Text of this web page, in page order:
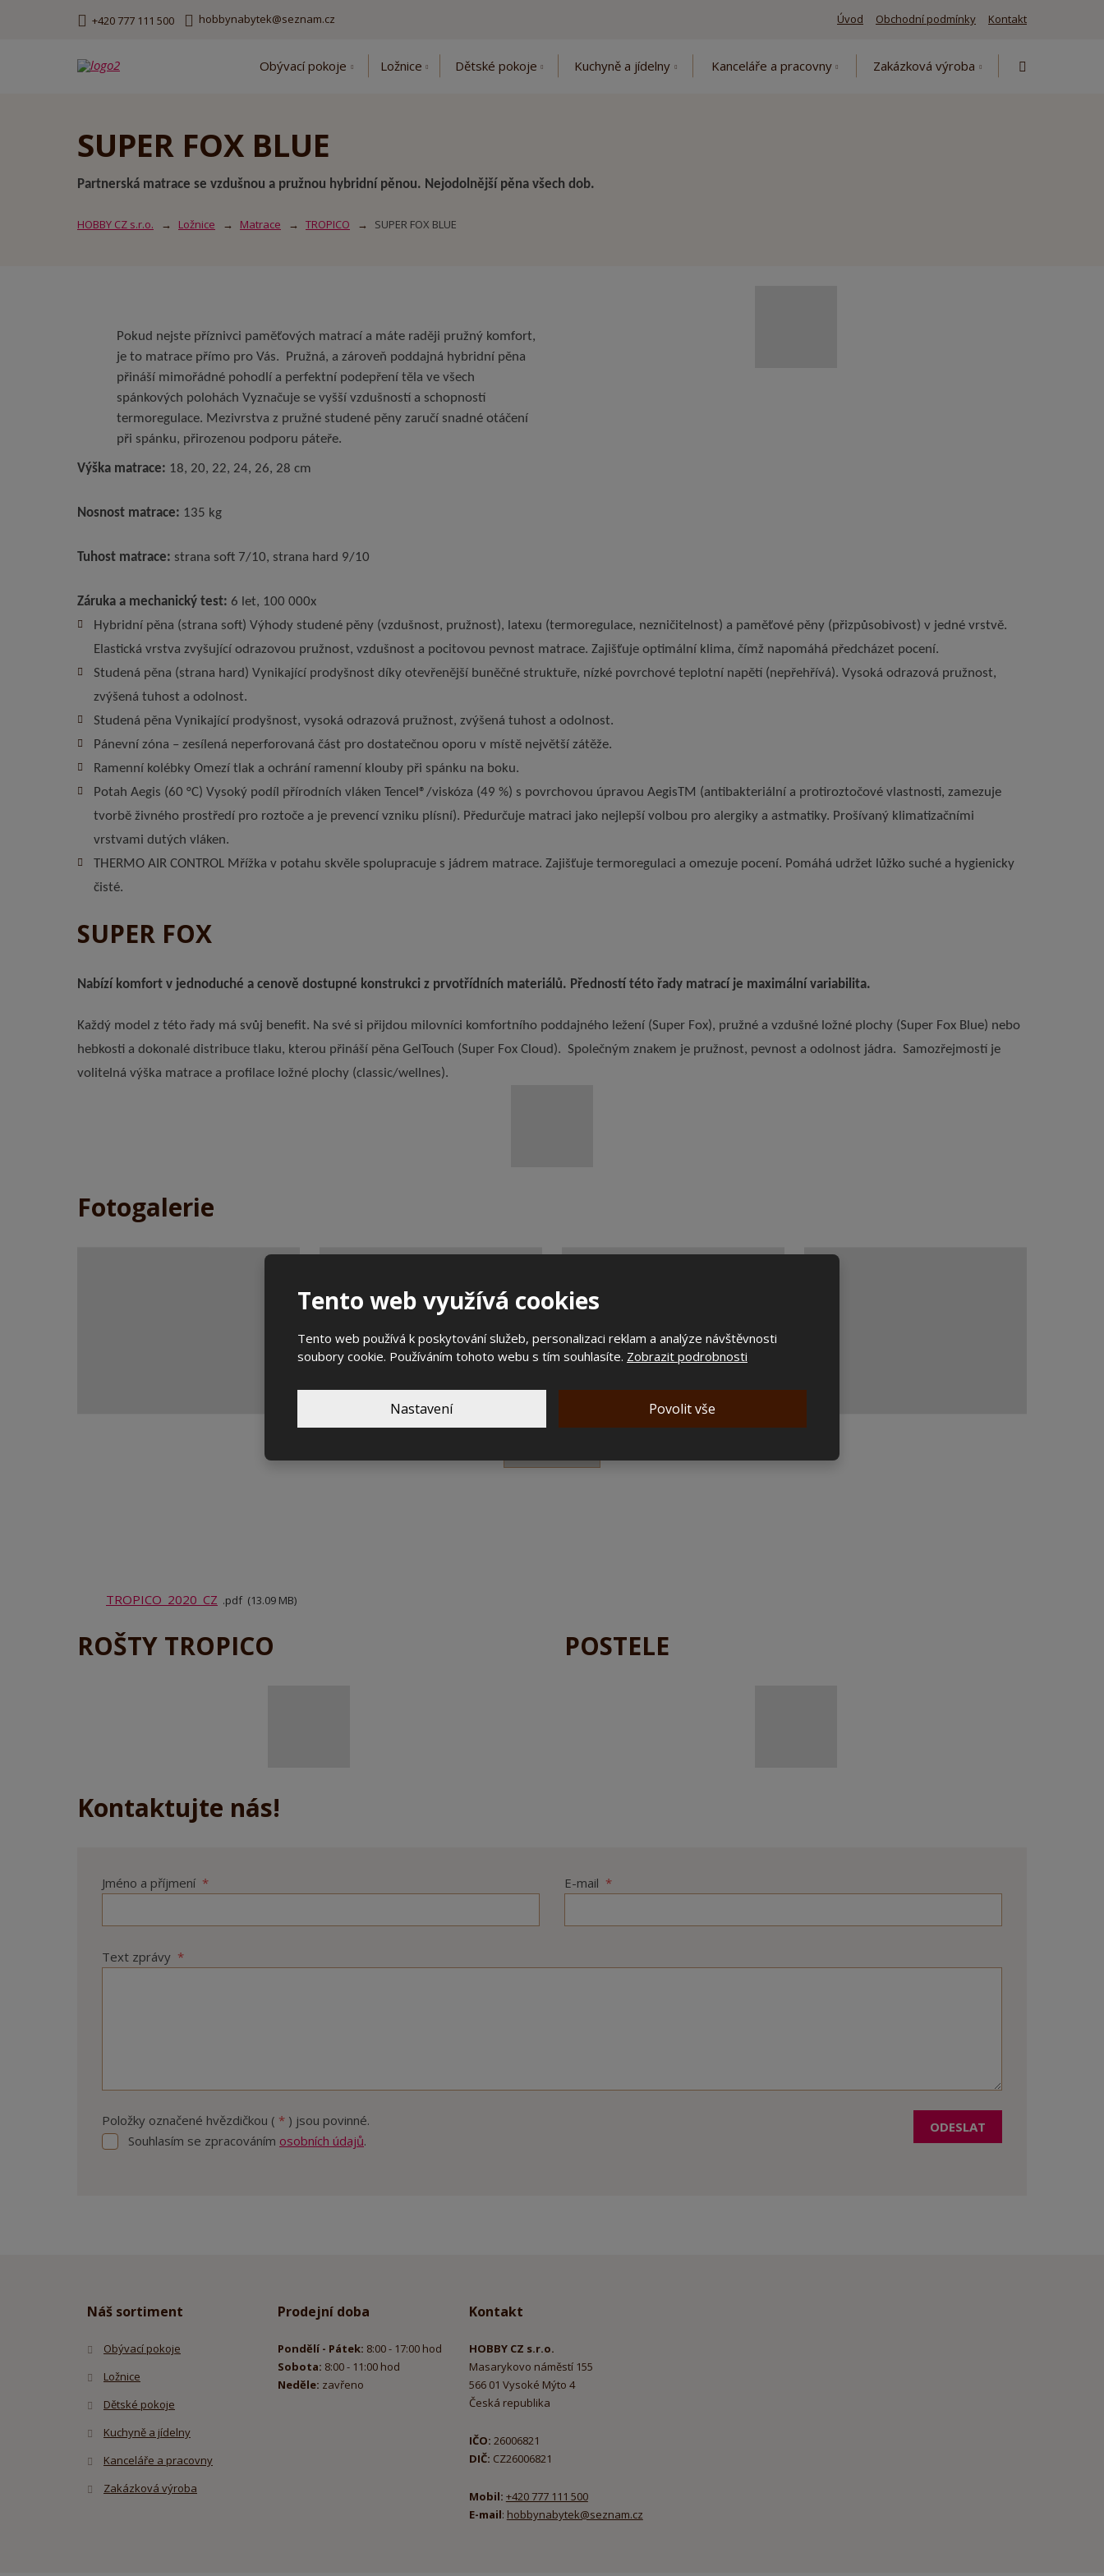
+420 777 111 500 hobbynabytek@seznam.cz Úvod Obchodní podmínky Kontakt
Obývací pokoje Ložnice Dětské pokoje Kuchyně a jídelny Kanceláře a pracovny Zakázková výroba
SUPER FOX BLUE
Partnerská matrace se vzdušnou a pružnou hybridní pěnou. Nejodolnější pěna všech dob.
HOBBY CZ s.r.o. Ložnice Matrace TROPICO SUPER FOX BLUE
Pokud nejste příznivci paměťových matrací a máte raději pružný komfort,
je to matrace přímo pro Vás. Pružná, a zároveň poddajná hybridní pěna
přináší mimořádné pohodlí a perfektní podepření těla ve všech
spánkových polohách Vyznačuje se vyšší vzdušností a schopností
termoregulace. Mezivrstva z pružné studené pěny zaručí snadné otáčení
při spánku, přirozenou podporu páteře.
Výška matrace: 18, 20, 22, 24, 26, 28 cm
Nosnost matrace: 135 kg
Tuhost matrace: strana soft 7/10, strana hard 9/10
Záruka a mechanický test: 6 let, 100 000x
Hybridní pěna (strana soft) Výhody studené pěny (vzdušnost, pružnost), latexu (termoregulace, nezničitelnost) a paměťové pěny (přizpůsobivost) v jedné vrstvě.
Elastická vrstva zvyšující odrazovou pružnost, vzdušnost a pocitovou pevnost matrace. Zajišťuje optimální klima, čímž napomáhá předcházet pocení.
Studená pěna (strana hard) Vynikající prodyšnost díky otevřenější buněčné struktuře, nízké povrchové teplotní napětí (nepřehřívá). Vysoká odrazová pružnost,
zvýšená tuhost a odolnost.
Studená pěna Vynikající prodyšnost, vysoká odrazová pružnost, zvýšená tuhost a odolnost.
Pánevní zóna – zesílená neperforovaná část pro dostatečnou oporu v místě největší zátěže.
Ramenní kolébky Omezí tlak a ochrání ramenní klouby při spánku na boku.
Potah Aegis (60 °C) Vysoký podíl přírodních vláken Tencel®/viskóza (49 %) s povrchovou úpravou AegisTM (antibakteriální a protiroztočové vlastnosti, zamezuje
tvorbě živného prostředí pro roztoče a je prevencí vzniku plísní). Předurčuje matraci jako nejlepší volbou pro alergiky a astmatiky. Prošívaný klimatizačními
vrstvami dutých vláken.
THERMO AIR CONTROL Mřížka v potahu skvěle spolupracuje s jádrem matrace. Zajišťuje termoregulaci a omezuje pocení. Pomáhá udržet lůžko suché a hygienicky
čisté.
SUPER FOX
Nabízí komfort v jednoduché a cenově dostupné konstrukci z prvotřídních materiálů. Předností této řady matrací je maximální variabilita.
Každý model z této řady má svůj benefit. Na své si přijdou milovníci komfortního poddajného ležení (Super Fox), pružné a vzdušné ložné plochy (Super Fox Blue) nebo
hebkosti a dokonalé distribuce tlaku, kterou přináší pěna GelTouch (Super Fox Cloud). Společným znakem je pružnost, pevnost a odolnost jádra. Samozřejmostí je
volitelná výška matrace a profilace ložné plochy (classic/wellnes).
Fotogalerie
TROPICO_2020_CZ pdf 13.09 MB
ROŠTY TROPICO POSTELE
Kontaktujte nás!
Jméno a příjmení * E-mail *
Text zprávy *
Položky označené hvězdičkou ( * ) jsou povinné.
SouhlasímSouhlasím se zpracováním osobních údajů.
ODESLAT
Náš sortiment
Obývací pokoje
Ložnice
Dětské pokoje
Kuchyně a jídelny
Kanceláře a pracovny
Zakázková výroba
Prodejní doba
Pondělí - Pátek: 8:00 - 17:00 hod
Sobota: 8:00 - 11:00 hod
Neděle: zavřeno
Kontakt
HOBBY CZ s.r.o.
Masarykovo náměstí 155
566 01 Vysoké Mýto 4
Česká republika
IČO: 26006821
DIČ: CZ26006821
Mobil: +420 777 111 500
E-mail: hobbynabytek@seznam.cz
Tento web využívá cookies
Tento web používá k poskytování služeb, personalizaci reklam a analýze návštěvnosti
soubory cookie. Používáním tohoto webu s tím souhlasíte. Zobrazit podrobnosti
Nastavení Povolit vše